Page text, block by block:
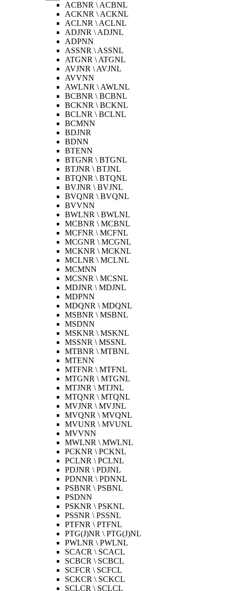
ACBNR \ ACBNL
ACKNR \ ACKNL
ACLNR \ ACLNL
ADJNR \ ADJNL
ADPNN
ASSNR \ ASSNL
ATGNR \ ATGNL
AVJNR \ AVJNL
AVVNN
AWLNR \ AWLNL
BCBNR \ BCBNL
BCKNR \ BCKNL
BCLNR \ BCLNL
BCMNN
BDJNR
BDNN
BTENN
BTGNR \ BTGNL
BTJNR \ BTJNL
BTQNR \ BTQNL
BVJNR \ BVJNL
BVQNR \ BVQNL
BVVNN
BWLNR \ BWLNL
MCBNR \ MCBNL
MCFNR \ MCFNL
MCGNR \ MCGNL
MCKNR \ MCKNL
MCLNR \ MCLNL
MCMNN
MCSNR \ MCSNL
MDJNR \ MDJNL
MDPNN
MDQNR \ MDQNL
MSBNR \ MSBNL
MSDNN
MSKNR \ MSKNL
MSSNR \ MSSNL
MTBNR \ MTBNL
MTENN
MTFNR \ MTFNL
MTGNR \ MTGNL
MTJNR \ MTJNL
MTQNR \ MTQNL
MVJNR \ MVJNL
MVQNR \ MVQNL
MVUNR \ MVUNL
MVVNN
MWLNR \ MWLNL
PCKNR \ PCKNL
PCLNR \ PCLNL
PDJNR \ PDJNL
PDNNR \ PDNNL
PSBNR \ PSBNL
PSDNN
PSKNR \ PSKNL
PSSNR \ PSSNL
PTFNR \ PTFNL
PTG(J)NR \ PTG(J)NL
PWLNR \ PWLNL
SCACR \ SCACL
SCBCR \ SCBCL
SCFCR \ SCFCL
SCKCR \ SCKCL
SCLCR \ SCLCL